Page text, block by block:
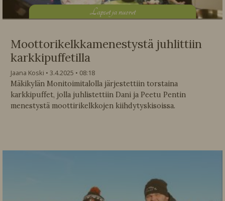
Lapset ja nuoret
Moottorikelkkamenestystä juhlittiin
karkkipuffetilla
Jaana Koski 3.4.2025
08:18
Mäkikylän Monitoimitalolla järjestettiin torstaina
karkkipuffet, jolla juhlistettiin Dani ja Peetu Pentin
menestystä moottirikelkkojen kiihdytyskisoissa.